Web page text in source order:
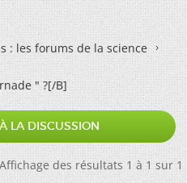
: les forums de la science
" ?[/B]
LA DISCUSSION
Affichage des résultats 1 à 1 sur 1